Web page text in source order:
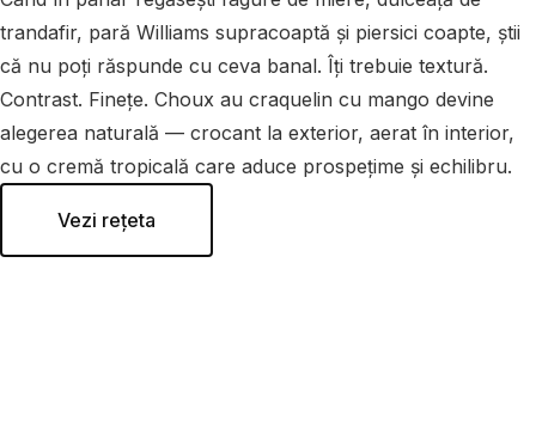
trandafir, pară Williams supracoaptă și piersici coapte, știi
că nu poți răspunde cu ceva banal. Îți trebuie textură.
Contrast. Finețe. Choux au craquelin cu mango devine
alegerea naturală — crocant la exterior, aerat în interior,
cu o cremă tropicală care aduce prospețime și echilibru.
Vezi rețeta